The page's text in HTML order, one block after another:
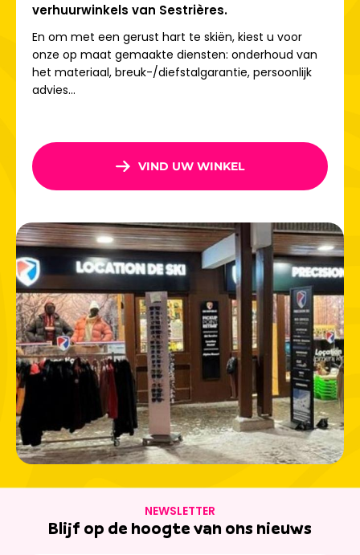
Vanuit Frankrijk: A48 Grenoble → Gap, vervolgens Col du
Lautaret en Montgenèvre. Vanuit het zuiden: A51 Marseille
→ Gap. SNCF-treinstations inOulxen Briançon. Shuttles
vanaf de luchthavensvan Turijn, Grenoble, Lyon en
Genève.
Barachin en profiteer van de expertise van een familie
van kampioenen, hoogwaardige uitrusting en directe
toegang tot 400 km aan pistes!
verhuurwinkels van Sestrières.
En om met een gerust hart te skiën, kiest u voor
onze op maat gemaakte diensten: onderhoud van
het materiaal, breuk-/diefstalgarantie, persoonlijk
advies...
VIND UW WINKEL
NEWSLETTER
Blijf op de hoogte van ons nieuws